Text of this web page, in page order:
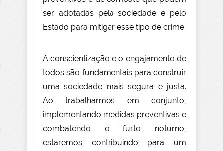
ser adotadas pela sociedade e pelo
Estado para mitigar esse tipo de crime.
A conscientização e o engajamento de
todos são fundamentais para construir
uma sociedade mais segura e justa.
Ao trabalharmos em conjunto,
implementando medidas preventivas e
combatendo o furto noturno,
estaremos contribuindo para um